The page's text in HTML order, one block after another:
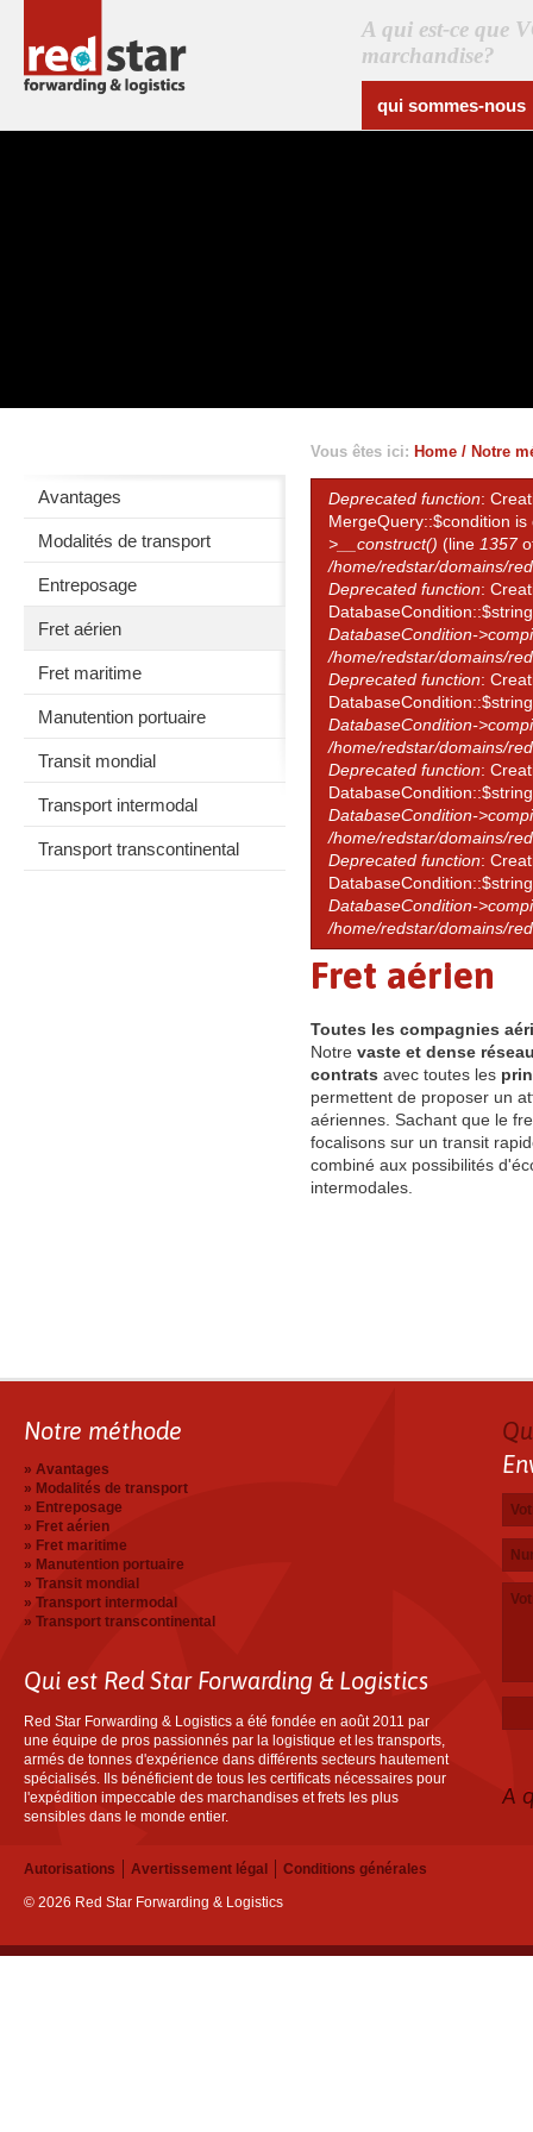
A qui est-ce que
marchandise?
qui sommes-nous
Avantages
Modalités de transport
Entreposage
Fret aérien
Fret maritime
Manutention portuaire
Transit mondial
Transport intermodal
Transport transcontinental
Vous êtes ici: Home / Notre
Error message
Deprecated function:
MergeQuery::$condition
>__construct() (line 1357
/home/redstar/domains/
Deprecated function:
DatabaseCondition-
/home/redstar/domains/
Deprecated function:
DatabaseCondition-
/home/redstar/domains/
Deprecated function:
DatabaseCondition-
/home/redstar/domains/
Deprecated function:
DatabaseCondition-
/home/redstar/domains/
Fret aérien
Toutes les compagnies
Notre vaste et dense
contrats avec toutes les
permettent de proposer un
aériennes. Sachant que le
focalisons sur un transit
combiné aux possibilités
intermodales.
Notre méthode
Avantages
Modalités de transport
Entreposage
Fret aérien
Fret maritime
Manutention portuaire
Transit mondial
Transport intermodal
Transport transcontinental
Qui est Red Star Forwarding & Logistics
Red Star Forwarding & Logistics a été fondée en août 2011 par
une équipe de pros passionnés par la logistique et les transports,
armés de tonnes d'expérience dans différents secteurs hautement
spécialisés. Ils bénéficient de tous les certificats nécessaires pour
l'expédition impeccable des marchandises et frets les plus
sensibles dans le monde entier.
Autorisations Avertissement légal
Conditions générales
© 2026 Red Star Forwarding & Logistics
A